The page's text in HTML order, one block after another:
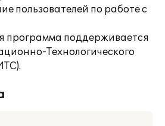
пользователей по работе с
программа поддерживается
Технологического